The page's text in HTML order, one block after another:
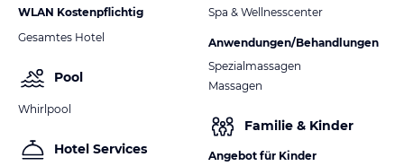
WLAN Kostenpflichtig
Gesamtes Hotel
Pool
Whirlpool
Hotel Services
Spa & Wellnesscenter
Anwendungen/Behandlungen
Spezialmassagen
Massagen
Familie & Kinder
Angebot für Kinder